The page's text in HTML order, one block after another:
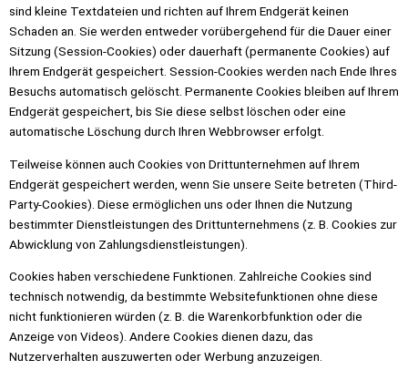
sind kleine Textdateien und richten auf Ihrem Endgerät keinen
Schaden an. Sie werden entweder vorübergehend für die Dauer einer
Sitzung (Session-Cookies) oder dauerhaft (permanente Cookies) auf
Ihrem Endgerät gespeichert. Session-Cookies werden nach Ende Ihres
Besuchs automatisch gelöscht. Permanente Cookies bleiben auf Ihrem
Endgerät gespeichert, bis Sie diese selbst löschen oder eine
automatische Löschung durch Ihren Webbrowser erfolgt.
Teilweise können auch Cookies von Drittunternehmen auf Ihrem
Endgerät gespeichert werden, wenn Sie unsere Seite betreten (Third-
Party-Cookies). Diese ermöglichen uns oder Ihnen die Nutzung
bestimmter Dienstleistungen des Drittunternehmens (z. B. Cookies zur
Abwicklung von Zahlungsdienstleistungen).
Cookies haben verschiedene Funktionen. Zahlreiche Cookies sind
technisch notwendig, da bestimmte Websitefunktionen ohne diese
nicht funktionieren würden (z. B. die Warenkorbfunktion oder die
Anzeige von Videos). Andere Cookies dienen dazu, das
Nutzerverhalten auszuwerten oder Werbung anzuzeigen.